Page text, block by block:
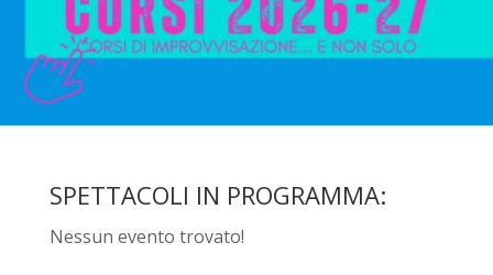
SPETTACOLI IN PROGRAMMA:
Nessun evento trovato!